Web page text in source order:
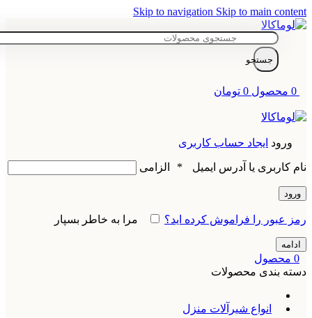
Skip to navigation Skip to main content
جستجو
0 محصول 0 تومان
ورود ایجاد حساب کاربری
نام کاربری یا آدرس ایمیل * الزامی
ورود
رمز عبور را فراموش کرده اید؟ مرا به خاطر بسپار
ادامه
0 محصول
دسته بندی محصولات
انواع شیرآلات منزل